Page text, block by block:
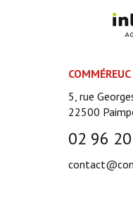
5, rue
22500
02 96